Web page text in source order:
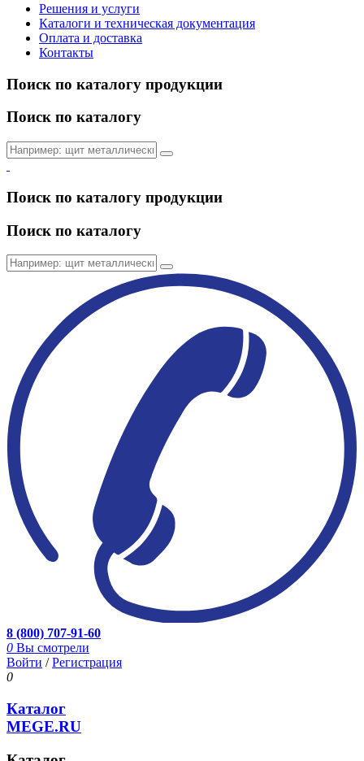
Решения и услуги
Каталоги и техническая документация
Оплата и доставка
Контакты
Поиск по каталогу продукции
Поиск по каталогу
Поиск по каталогу продукции
Поиск по каталогу
8 (800) 707-91-60
0 Вы смотрели
Войти /Регистрация
0
Каталог
MEGE.RU